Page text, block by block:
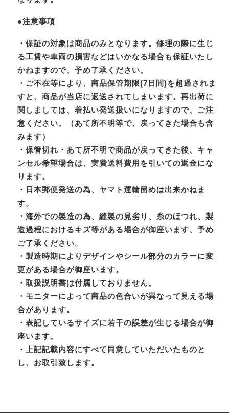
●注意事項
・保証の対象は商品のみとなります。修理の際に生じ
る工賃や車両の損害などはいかなる場合も保証いたし
かねますので、予め了承ください。
・ご不在等により、商品保管期限(7日間)を超過されま
すと、商品が当店に返送されてしまいます。再出荷に
関しましては、着払い発送扱いになりますので、ご注
意ください。（あて所不明等で、戻ってきた場合も含
みます）
・保管切れ・あて所不明で商品が戻ってきた後、キャ
ンセル希望場合は、実費送料費用を引いての返金にな
ります。
・日本郵便発送の為、ヤマト運輸留めは出来かねま
す。
・海外での製造の為、縫製の見劣り、糸のほつれ、製
造過程におけるキズ等がある場合が御座います、予め
ご了承ください。
・製造時期によりデザインやシール部分のカラーに変
更がある場合が御座います。
・取扱説明書は付属しておりません。
・モニターによって商品の色合いが異なって見える場
合があります。
・表記しているサイズに若干の誤差が生じる場合が御
座います。
・上記記載内容にすべて同意していただいたものと
し、お取引致します。